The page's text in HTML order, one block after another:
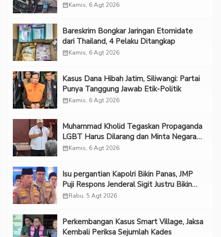
calendar_monthKamis, 6 Agt 2026
Bareskrim Bongkar Jaringan Etomidate
dari Thailand, 4 Pelaku Ditangkap
calendar_monthKamis, 6 Agt 2026
Kasus Dana Hibah Jatim, Siliwangi: Partai
Punya Tanggung Jawab Etik-Politik
calendar_monthKamis, 6 Agt 2026
Muhammad Kholid Tegaskan Propaganda
LGBT Harus Dilarang dan Minta Negara
Melindungi Korban
calendar_monthKamis, 6 Agt 2026
Isu pergantian Kapolri Bikin Panas, JMP
Puji Respons Jenderal Sigit Justru Bikin
“Adem”
calendar_monthRabu, 5 Agt 2026
Perkembangan Kasus Smart Village, Jaksa
Kembali Periksa Sejumlah Kades